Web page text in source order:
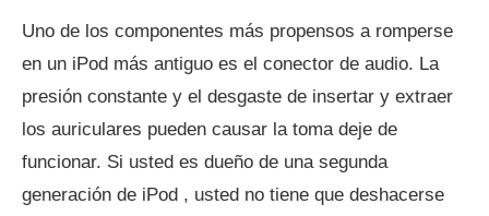
Uno de los componentes más propensos a romperse
en un iPod más antiguo es el conector de audio. La
presión constante y el desgaste de insertar y extraer
los auriculares pueden causar la toma deje de
funcionar. Si usted es dueño de una segunda
generación de iPod , usted no tiene que deshacerse